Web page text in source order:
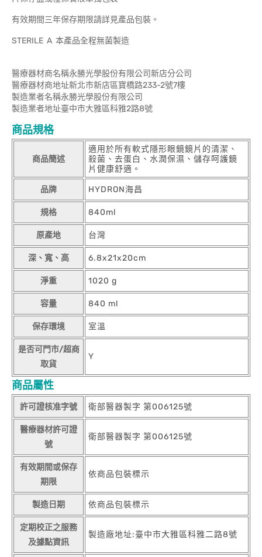
有效期間三年保存期限請詳見產品包裝。
STERILE A 本產品全程無菌製造
醫療器材商名稱永勝光學股份有限公司新店分公司
醫療器材商地址新北市新店區寶橋路233-2號7樓
製造業者名稱永勝光學股份有限公司
製造業者地址臺中市大雅區科雅2路8號
商品規格
商品簡述
適用於所有軟式隱形眼鏡鏡片的清潔、
殺菌、去蛋白、水潤保濕、儲存呵護鏡
片健康舒適。
品牌 HYDRON海昌
規格 840ml
原產地 台灣
深、寬、高 6.8x21x20cm
淨重 1020 g
容量 840 ml
保存環境 室溫
是否可門市/超商
取貨
Y
商品屬性
許可證核准字號 衛部醫器製字 第006125號
醫療器材許可證
號
衛部醫器製字 第006125號
有效期間或保存
期限
依商品包裝標示
製造日期 依商品包裝標示
定期校正之服務
及據點資訊
製造廠地址:臺中市大雅區科雅二路8號